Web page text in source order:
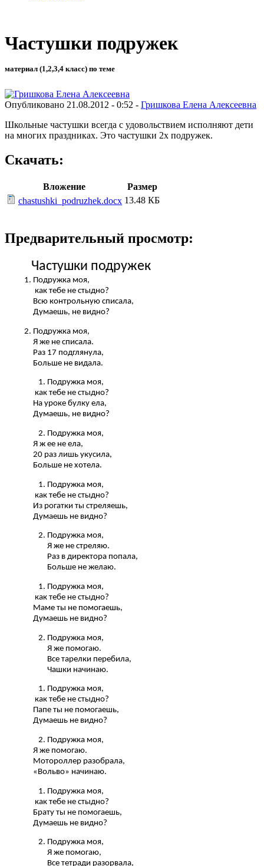
Частушки подружек
материал (1,2,3,4 класс) по теме
Опубликовано 21.08.2012 - 0:52 - Гришкова Елена Алексеевна
Школьные частушки всегда с удовольствием исполняют дети
на многих праздниках. Это частушки 2х подружек.
Скачать:
Вложение
Размер
chastushki_podruzhek.docx 13.48 КБ
Предварительный просмотр:
Частушки подружек
Подружка моя,
как тебе не стыдно?
Всю контрольную списала,
Думаешь, не видно?
Подружка моя,
Я же не списала.
Раз 17 подглянула,
Больше не видала.
Подружка моя,
как тебе не стыдно?
На уроке булку ела,
Думаешь, не видно?
Подружка моя,
Я ж ее не ела,
20 раз лишь укусила,
Больше не хотела.
Подружка моя,
как тебе не стыдно?
Из рогатки ты стреляешь,
Думаешь не видно?
Подружка моя,
Я же не стреляю.
Раз в директора попала,
Больше не желаю.
Подружка моя,
как тебе не стыдно?
Маме ты не помогаешь,
Думаешь не видно?
Подружка моя,
Я же помогаю.
Все тарелки перебила,
Чашки начинаю.
Подружка моя,
как тебе не стыдно?
Папе ты не помогаешь,
Думаешь не видно?
Подружка моя,
Я же помогаю.
Мотороллер разобрала,
«Вольво» начинаю.
Подружка моя,
как тебе не стыдно?
Брату ты не помогаешь,
Думаешь не видно?
Подружка моя,
Я же помогаю,
Все тетради разорвала,